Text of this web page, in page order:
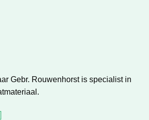
Gebr. Rouwenhorst is specialist in